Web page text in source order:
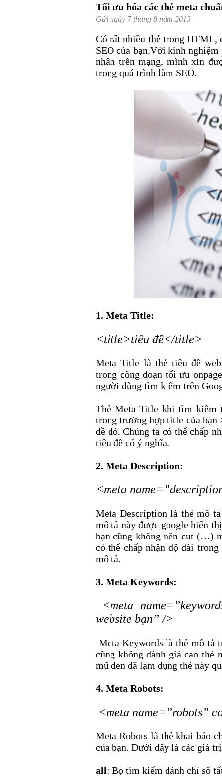
Tối ưu hóa các thẻ meta
Gửi ngày 7 tháng 8 năm 2013
Có rất nhiều thẻ trong HTML,
SEO của bạn.Với kinh
nhân trên mạng, mình xin
trong quá trình làm SEO.
1. Meta Title:
<title>tiêu đề</title>
Meta Title là thẻ tiêu đề
trong công đoạn tối ưu
người dùng tìm kiếm trên
Thẻ Meta Title khi tìm kiếm
trong trường hợp title của
đề đó. Chúng ta có thể chấp
tiêu đề có ý nghĩa.
2. Meta Description:
<meta
Meta Description là thẻ mô
mô tả này được google hiển
bạn cũng không nên cut (…)
có thể chấp nhận độ dài
mô tả.
3. Meta Keywords:
<meta
website bạn” />
Meta Keywords là thẻ mô tả
cũng không đánh giá cao
mũ đen đã lạm dụng thẻ này
4. Meta Robots:
<meta name=”robots”
Meta Robots là thẻ khai báo
của bạn. Dưới đây là các giá
all: Bọ tìm kiếm đánh chỉ số